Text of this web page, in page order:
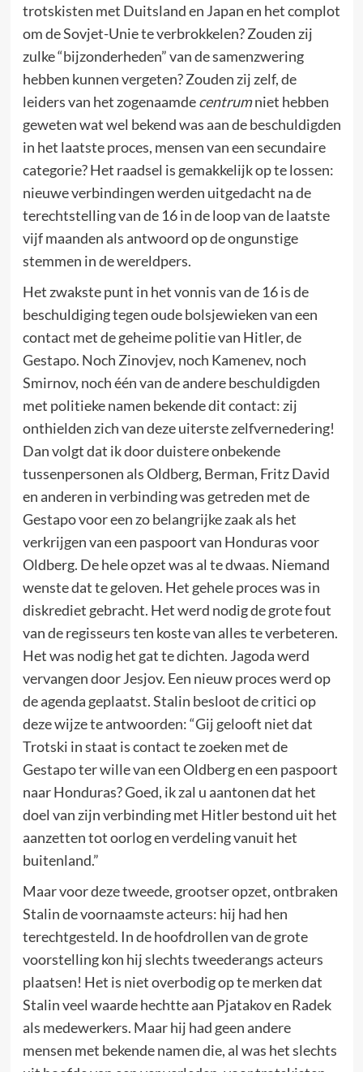
trotskisten met Duitsland en Japan en het complot
om de Sovjet-Unie te verbrokkelen? Zouden zij
zulke “bijzonderheden” van de samenzwering
hebben kunnen vergeten? Zouden zij zelf, de
leiders van het zogenaamdecentrumniet hebben
geweten wat wel bekend was aan de beschuldigden
in het laatste proces, mensen van een secundaire
categorie? Het raadsel is gemakkelijk op te lossen:
nieuwe verbindingen werden uitgedacht na de
terechtstelling van de 16 in de loop van de laatste
vijf maanden als antwoord op de ongunstige
stemmen in de wereldpers.
Het zwakste punt in het vonnis van de 16 is de
beschuldiging tegen oude bolsjewieken van een
contact met de geheime politie van Hitler, de
Gestapo. Noch Zinovjev, noch Kamenev, noch
Smirnov, noch één van de andere beschuldigden
met politieke namen bekende dit contact: zij
onthielden zich van deze uiterste zelfvernedering!
Dan volgt dat ik door duistere onbekende
tussenpersonen als Oldberg, Berman, Fritz David
en anderen in verbinding was getreden met de
Gestapo voor een zo belangrijke zaak als het
verkrijgen van een paspoort van Honduras voor
Oldberg. De hele opzet was al te dwaas. Niemand
wenste dat te geloven. Het gehele proces was in
diskrediet gebracht. Het werd nodig de grote fout
van de regisseurs ten koste van alles te verbeteren.
Het was nodig het gat te dichten. Jagoda werd
vervangen door Jesjov. Een nieuw proces werd op
de agenda geplaatst. Stalin besloot de critici op
deze wijze te antwoorden: “Gij gelooft niet dat
Trotski in staat is contact te zoeken met de
Gestapo ter wille van een Oldberg en een paspoort
naar Honduras? Goed, ik zal u aantonen dat het
doel van zijn verbinding met Hitler bestond uit het
aanzetten tot oorlog en verdeling vanuit het
buitenland.”
Maar voor deze tweede, grootser opzet, ontbraken
Stalin de voornaamste acteurs: hij had hen
terechtgesteld. In de hoofdrollen van de grote
voorstelling kon hij slechts tweederangs acteurs
plaatsen! Het is niet overbodig op te merken dat
Stalin veel waarde hechtte aan Pjatakov en Radek
als medewerkers. Maar hij had geen andere
mensen met bekende namen die, al was het slechts